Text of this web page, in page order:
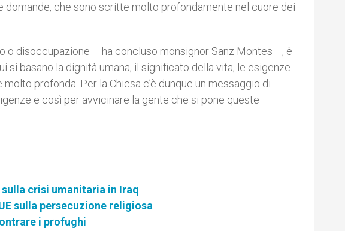
domande, che sono scritte molto profondamente nel cuore dei
o disoccupazione – ha concluso monsignor Sanz Montes –, è
si basano la dignità umana, il significato della vita, le esigenze
profonda. Per la Chiesa c’è dunque un messaggio di
e così per avvicinare la gente che si pone queste
crisi umanitaria in Iraq
sulla persecuzione religiosa
i profughi